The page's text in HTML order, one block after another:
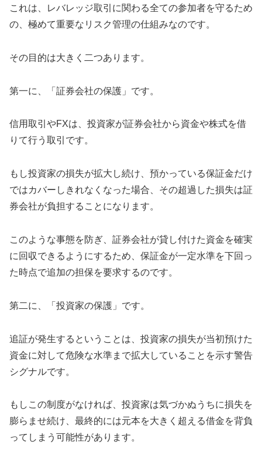
これは、レバレッジ取引に関わる全ての参加者を守るため
の、極めて重要なリスク管理の仕組みなのです。
その目的は大きく二つあります。
第一に、「証券会社の保護」です。
信用取引やFXは、投資家が証券会社から資金や株式を借
りて行う取引です。
もし投資家の損失が拡大し続け、預かっている保証金だけ
ではカバーしきれなくなった場合、その超過した損失は証
券会社が負担することになります。
このような事態を防ぎ、証券会社が貸し付けた資金を確実
に回収できるようにするため、保証金が一定水準を下回っ
た時点で追加の担保を要求するのです。
第二に、「投資家の保護」です。
追証が発生するということは、投資家の損失が当初預けた
資金に対して危険な水準まで拡大していることを示す警告
シグナルです。
もしこの制度がなければ、投資家は気づかぬうちに損失を
膨らませ続け、最終的には元本を大きく超える借金を背負
ってしまう可能性があります。